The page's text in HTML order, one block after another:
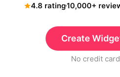
4.8 rating10,000+
Create
No credit